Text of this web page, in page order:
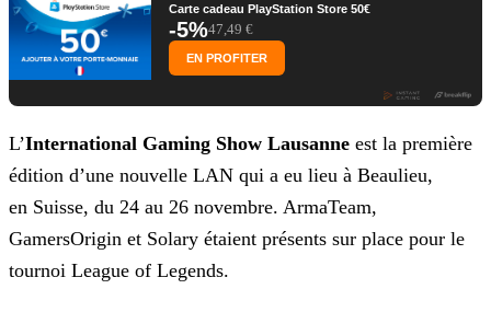
Carte cadeau PlayStation Store 50€
-5%47,49 €
EN PROFITER
L’International Gaming Show Lausanne est la première
édition d’une nouvelle LAN qui a eu lieu à Beaulieu,
en Suisse, du 24 au 26 novembre. ArmaTeam,
GamersOrigin et Solary étaient présents sur place pour le
tournoi League of Legends.